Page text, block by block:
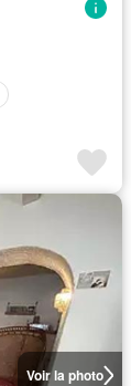
Voir la photo